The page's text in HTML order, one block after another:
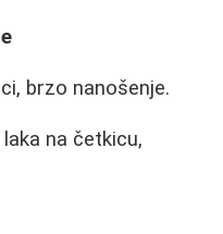
brzo nanošenje.
na četkicu,